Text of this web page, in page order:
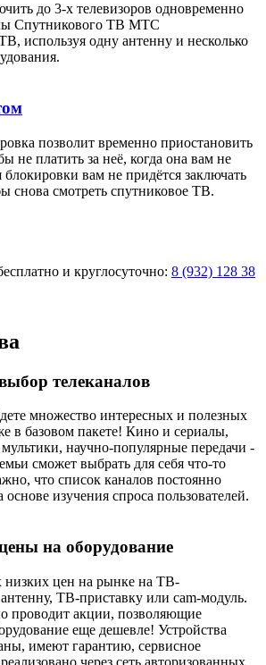
до 3-х телевизоров одновременно
Спутникового ТВ МТС
используя одну антенну и несколько
позволит временно приостановить
не платить за неё, когда она вам не
вам не придётся заключать
снова смотреть спутниковое ТВ.
и круглосуточно: 8 (932) 128 38
телеканалов
множество интересных и полезных
в базовом пакете! Кино и сериалы,
научно-популярные передачи -
сможет выбрать для себя что-то
что список каналов постоянно
основе изучения спроса пользователей.
на оборудование
цен на рынке на ТВ-
ТВ-приставку или cam-модуль.
проводит акции, позволяющие
еще дешевле! Устройства
имеют гарантию, сервисное
через сеть авторизованных